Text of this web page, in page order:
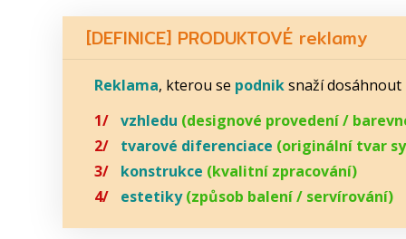
[DEFINICE] PRODUKTOVÉ reklamy
Reklama, kterou se podniksnaží dosáhnout
vzhledu (designové provedení /
tvarové diferenciace (originální tvar
konstrukce (kvalitní zpracování)
estetiky (způsob balení / servírování)